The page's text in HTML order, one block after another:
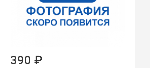
390 ₽